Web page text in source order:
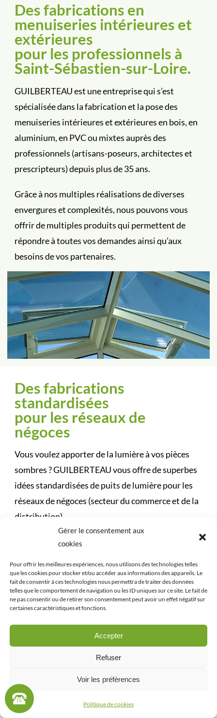
Gérer le consentement aux
cookies
Pour offrir les meilleures expériences, nous utilisons des technologies telles
que les cookies pour stocker et/ou accéder aux informations des appareils. Le
fait de consentir à ces technologies nous permettra de traiter des données
telles que le comportement de navigation ou les ID uniques sur ce site. Le fait de
ne pas consentir ou de retirer son consentement peut avoir un effet négatif sur
certaines caractéristiques et fonctions.
Accepter
Refuser
Voir les préférences
Politique de cookies
Des fabrications en
menuiseries intérieures et
extérieures
pour les professionnels à
Saint-Sébastien-sur-Loire.
GUILBERTEAU est une entreprise qui s’est
spécialisée dans la fabrication et la pose des
menuiseries intérieures et extérieures en bois, en
aluminium, en PVC ou mixtes auprès des
professionnels (artisans-poseurs, architectes et
prescripteurs) depuis plus de 35 ans.
Grâce à nos multiples réalisations de diverses
envergures et complexités, nous pouvons vous
offrir de multiples produits qui permettent de
répondre à toutes vos demandes ainsi qu’aux
besoins de vos partenaires.
Des fabrications
standardisées
pour les réseaux de
négoces
Vous voulez apporter de la lumière à vos pièces
sombres ? GUILBERTEAU vous offre de superbes
idées standardisées de puits de lumière pour les
réseaux de négoces (secteur du commerce et de la
distribution).
Capable de puiser les rayons de lumière quel que
journée, nos puits de lumière prennent des formes
variées, à savoir : plat, en dôme ou en forme de
fenêtre de toit.